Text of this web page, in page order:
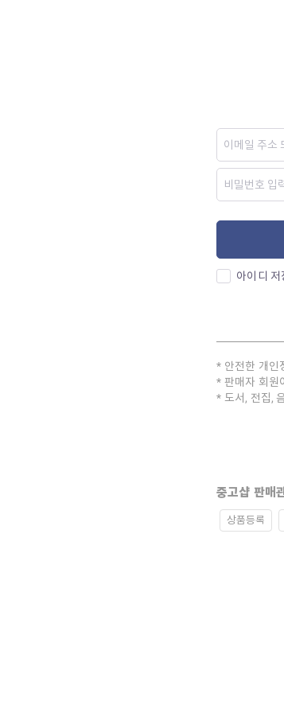
아이디 저
안전한 개인
판매자 회원
도서, 전집,
중고샵 판매
상품등록